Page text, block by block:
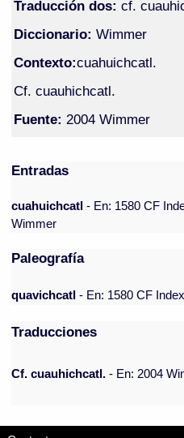
Traducción dos: cf.
Diccionario: Wimmer
Contexto:cuahuichcatl.
Cf. cuauhichcatl.
Fuente: 2004 Wimmer
Entradas
cuahuichcatl- En: 1580 CF
Wimmer
Paleografía
quavichcatl - En: 1580 CF Index
Traducciones
Cf. cuauhichcatl. - En: 2004